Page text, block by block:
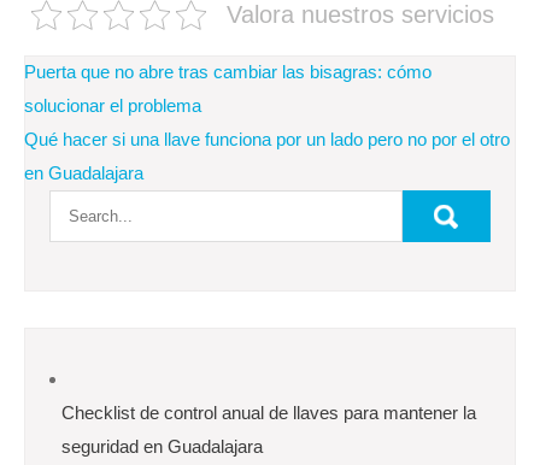
Valora nuestros servicios
Navegación
de
entradas
Puerta que no abre tras cambiar las bisagras: cómo
solucionar el problema
Qué hacer si una llave funciona por un lado pero no por el otro
en Guadalajara
Checklist de control anual de llaves para mantener la
seguridad en Guadalajara